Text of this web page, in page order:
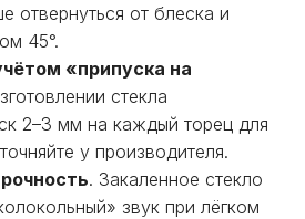
отвернуться от блеска и
45°.
«припуска на
стекла
2–3 мм на каждый торец для
у производителя.
. Закаленное стекло
звук при лёгком